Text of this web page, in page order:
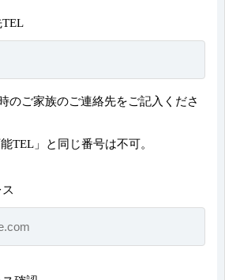
のご家族のご連絡先をご記入くださ
」と同じ番号は不可。